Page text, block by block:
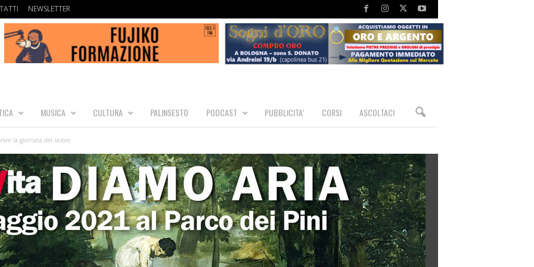
NEWSLETTER
MUSICA CULTURA PALINSESTO PODCAST PUBBLICITA’ CORSI ASCOLTACI
la giornata del lavoro